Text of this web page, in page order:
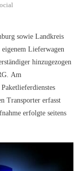
sowie Landkreis
Lieferwagen
hinzugezogen
Am
Transporter erfasst
erfolgte seitens